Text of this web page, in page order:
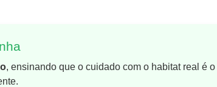
, ensinando que o cuidado com o habitat real é